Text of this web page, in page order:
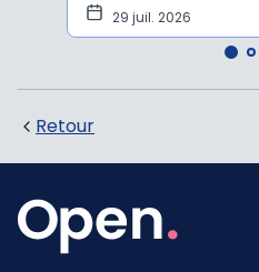
29 juil. 2026
Retour